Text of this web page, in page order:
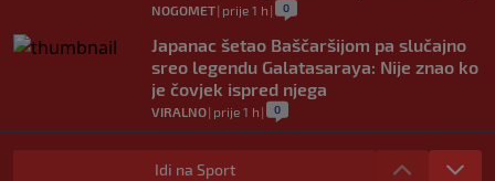
NOGOMET| prije 1 h | 0
Japanac šetao Baščaršijom pa slučajno
sreo legendu Galatasaraya: Nije znao ko
je čovjek ispred njega
VIRALNO| prije 1 h | 0
Modrić bi mogao dobiti neočekivanu
ulogu u Milanu: Gazzetta nagovijestila
Idi na Sport